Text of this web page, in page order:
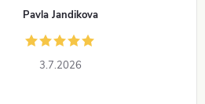
Pavla Jandikova
3.7.2026